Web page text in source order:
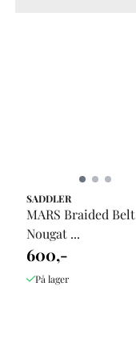
SADDLER
MARS Braided Belt
Nougat ...
600,-
På lager